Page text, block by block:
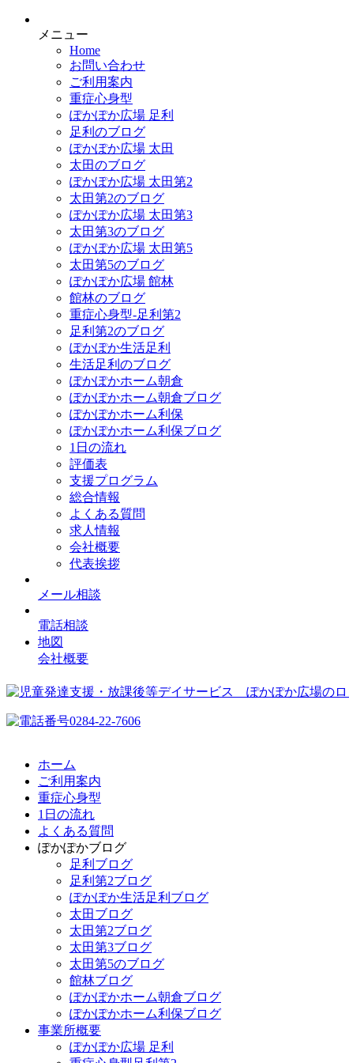
メニュー
Home
お問い合わせ
ご利用案内
重症心身型
ぽかぽか広場 足利
足利のブログ
ぽかぽか広場 太田
太田のブログ
ぽかぽか広場 太田第2
太田第2のブログ
ぽかぽか広場 太田第3
太田第3のブログ
ぽかぽか広場 太田第5
太田第5のブログ
ぽかぽか広場 館林
館林のブログ
重症心身型-足利第2
足利第2のブログ
ぽかぽか生活足利
生活足利のブログ
ぽかぽかホーム朝倉
ぽかぽかホーム朝倉ブログ
ぽかぽかホーム利保
ぽかぽかホーム利保ブログ
1日の流れ
評価表
支援プログラム
総合情報
よくある質問
求人情報
会社概要
代表挨拶
メール相談
電話相談
地図
会社概要
ホーム
ご利用案内
重症心身型
1日の流れ
よくある質問
ぽかぽかブログ
足利ブログ
足利第2ブログ
ぽかぽか生活足利ブログ
太田ブログ
太田第2ブログ
太田第3ブログ
太田第5のブログ
館林ブログ
ぽかぽかホーム朝倉ブログ
ぽかぽかホーム利保ブログ
事業所概要
ぽかぽか広場 足利